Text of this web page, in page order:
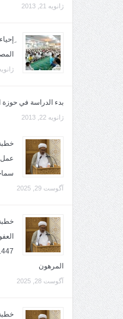
ژانویه 21, 2013
ژانویه 21,
بدء الدراسة في
ژانویه 22, 2013
آگوست 29, 2025
المرهون
آگوست 28, 2025